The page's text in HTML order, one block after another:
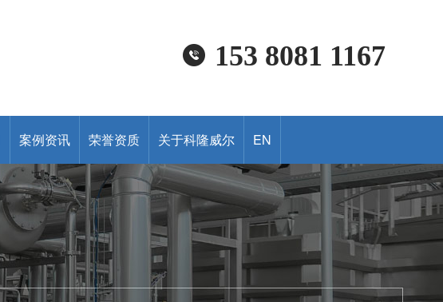
153 8081 1167
案例资讯 荣誉资质 关于科隆威尔 EN